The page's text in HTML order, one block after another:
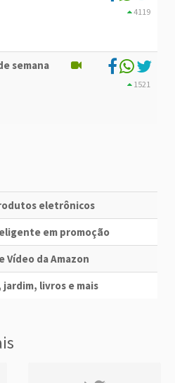
4119
semana
1521
eletrônicos
em promoção
Vídeo da Amazon
livros e mais